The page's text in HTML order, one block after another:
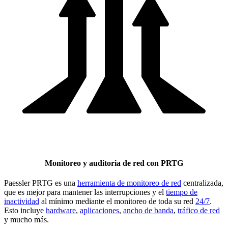
Monitoreo y auditoria de red con PRTG
Paessler PRTG es una herramienta de monitoreo de red centralizada,
que es mejor para mantener las interrupciones y el tiempo de
inactividad al mínimo mediante el monitoreo de toda su red 24/7.
Esto incluye hardware, aplicaciones, ancho de banda, tráfico de red
y mucho más.